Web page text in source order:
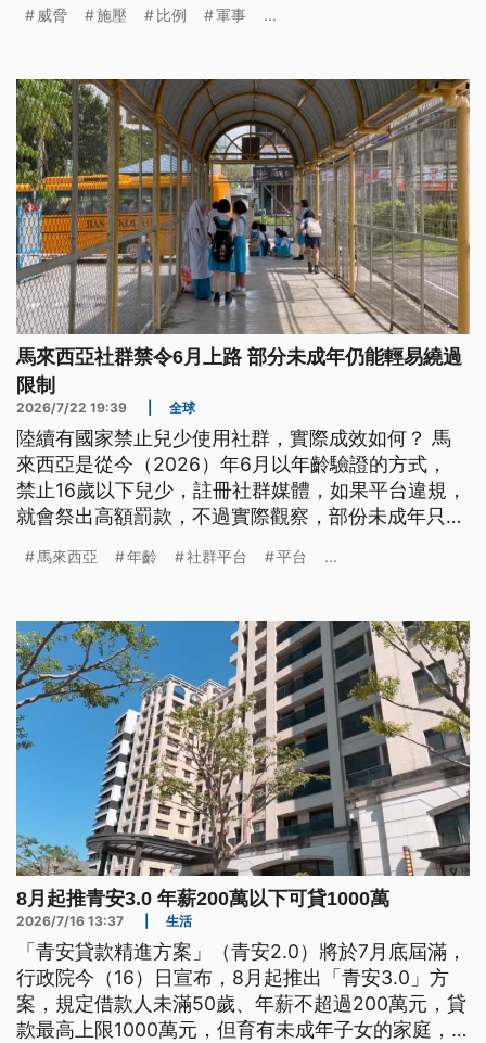
同年齡層對於中國威脅認知差異中，則以20至29歲
威脅 施壓 比例 軍事 ...
馬來西亞社群禁令6月上路 部分未成年仍能輕易繞過
限制
2026/7/22 19:39 全球
陸續有國家禁止兒少使用社群，實際成效如何？ 馬
來西亞是從今（2026）年6月以年齡驗證的方式，
禁止16歲以下兒少，註冊社群媒體，如果平台違規，
就會祭出高額罰款，不過實際觀察，部份未成年只要
社群平台，顯然這禁令難以落實控管。
馬來西亞 年齡 社群平台 平台 ...
8月起推青安3.0 年薪200萬以下可貸1000萬
2026/7/16 13:37 生活
「青安貸款精進方案」（青安2.0）將於7月底屆滿，
行政院今（16）日宣布，8月起推出「青安3.0」方
案，規定借款人未滿50歲、年薪不超過200萬元，貸
款最高上限1000萬元，但育有未成年子女的家庭，